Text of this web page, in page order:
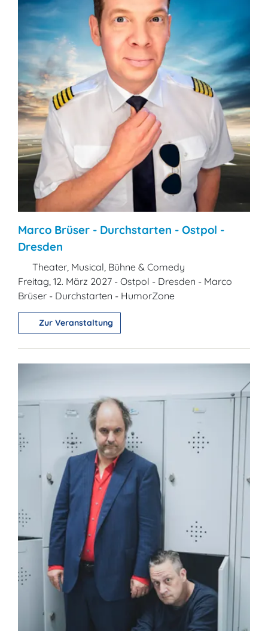
Marco Brüser - Durchstarten - Ostpol -
Dresden
Theater, Musical, Bühne & Comedy
Freitag, 12. März 2027 - Ostpol - Dresden - Marco
Brüser - Durchstarten - HumorZone
Zur Veranstaltung